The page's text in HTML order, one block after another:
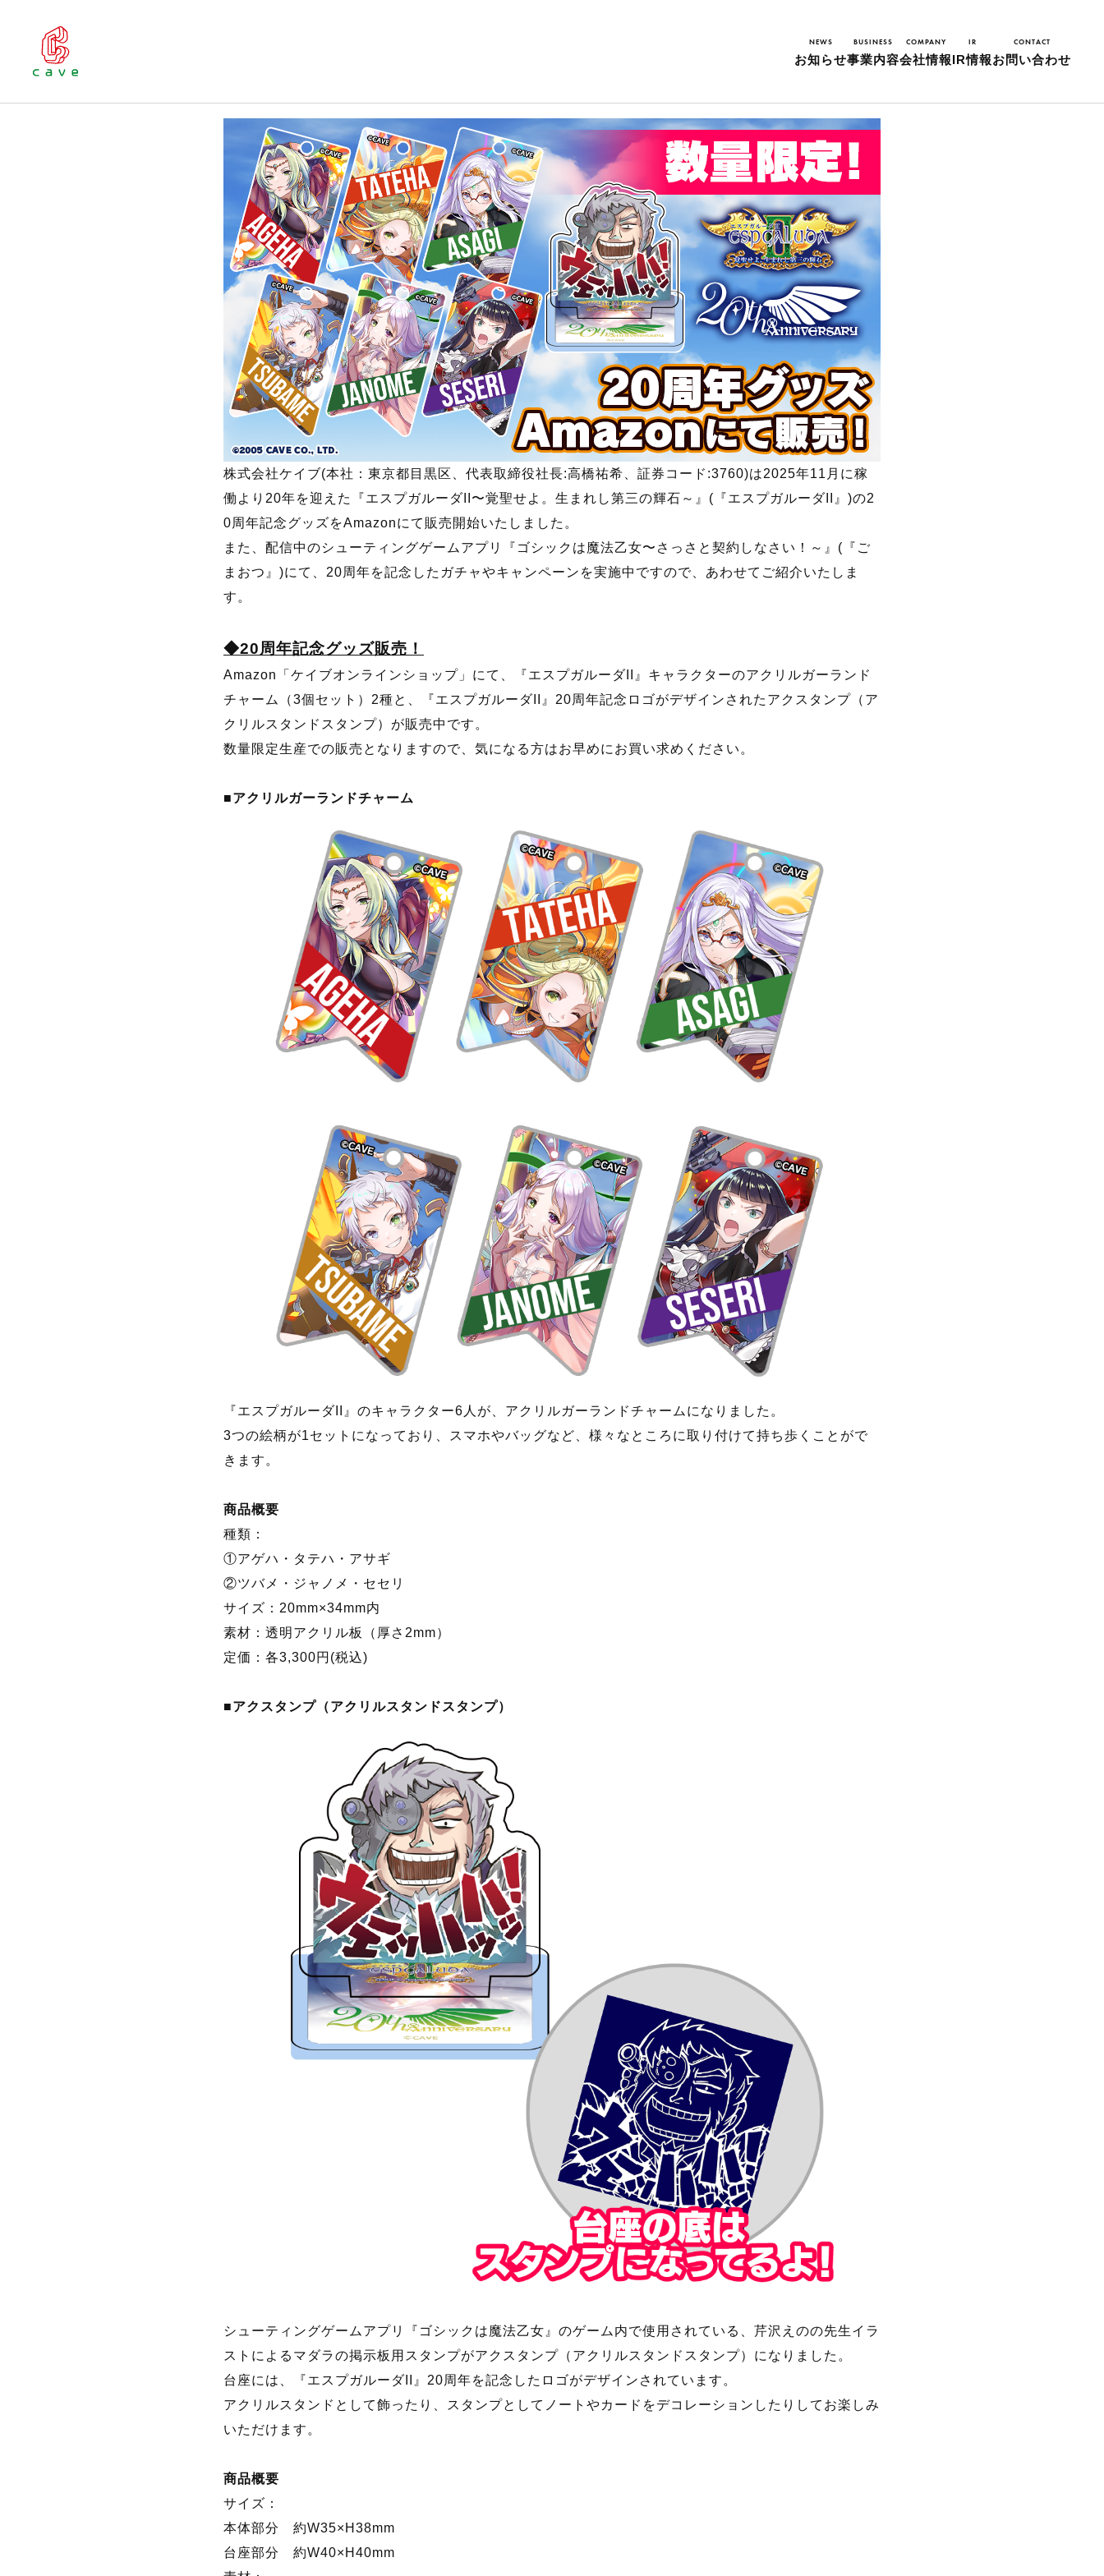
NEWS
お知らせ
BUSINESS
事業内容
COMPANY
会社情報
IR
IR情報
CONTACT
お問い合わせ
『エスプガルーダⅡ』稼働開始より20年 数量限定「エスプガルーダⅡ20周年記念グッズ」発売！『ゴシックは魔法乙女』
ゲーム
『エスプガルーダⅡ』稼働開始より20年 数量限定「エス
プガルーダⅡ20周年記念グッズ」発売！『ゴシックは魔
法乙女』ではキャンペーンを実施！
株式会社ケイブ(本社：東京都目黒区、代表取締役社長:高橋祐希、証券コード:3760)は2025年11月に稼
働より20年を迎えた『エスプガルーダII〜覚聖せよ。生まれし第三の輝石～』(『エスプガルーダII』)の2
0周年記念グッズをAmazonにて販売開始いたしました。
まおつ』)にて、20周年を記念したガチャやキャンペーンを実施中ですので、あわせてご紹介いたしま
◆20周年記念グッズ販売！
Amazon「ケイブオンラインショップ」にて、『エスプガルーダII』キャラクターのアクリルガーランド
チャーム（3個セット）2種と、『エスプガルーダII』 20周年記念ロゴがデザインされたアクスタンプ（ア
クリルスタンドスタンプ）が販売中です。
数量限定生産での販売となりますので、気になる方はお早めにお買い求めください。
■アクリルガーランドチャーム
『エスプガルーダII』のキャラクター6人が、アクリルガーランドチャームになりました。
3つの絵柄が1セットになっており、スマホやバッグなど、様々なところに取り付けて持ち歩くことがで
①アゲハ・タテハ・アサギ
②ツバメ・ジャノメ・セセリ
サイズ：20mm×34mm内
素材：透明アクリル板（厚さ2mm）
定価：各3,300円(税込)
■アクスタンプ（アクリルスタンドスタンプ）
シューティングゲームアプリ『ゴシックは魔法乙女』のゲーム内で使用されている、芹沢えのの先生イラ